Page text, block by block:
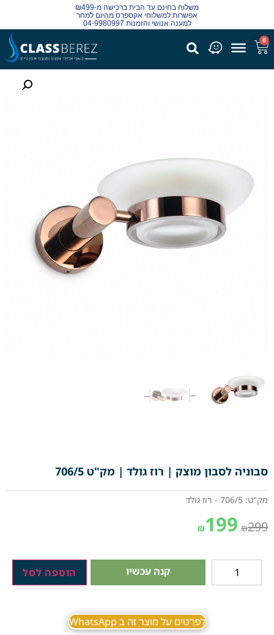
משלוח בחינם עד הבית ברכישה מ-₪499
אפשרות למשלוחי אקספרס מהיום למחר
למענה אנושי והזמנות 04-9980997
0
סבוניה לסבון מוצק | רוז גולד | מק"ט 706/5
מק"ט: 706/5 - רוז גולד
₪299
₪199
קנה עכשיו הוספה לסל
לפרטים על מוצר זה ב WhatsApp